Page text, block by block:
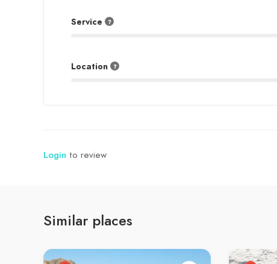
Service
Location
Login to review
Similar places